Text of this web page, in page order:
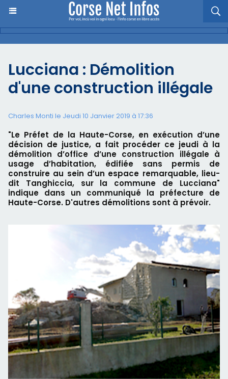
Lucciana : Démolition
d'une construction illégale
Charles Monti le Jeudi 10 Janvier 2019 à 17:36
"Le Préfet de la Haute-Corse, en exécution d’une
décision de justice, a fait procéder ce jeudi à la
démolition d’office d’une construction illégale à
usage d’habitation, édifiée sans permis de
construire au sein d’un espace remarquable, lieu-
dit Tanghiccia, sur la commune de Lucciana"
indique dans un communiqué la préfecture de
Haute-Corse. D'autres démolitions sont à prévoir.